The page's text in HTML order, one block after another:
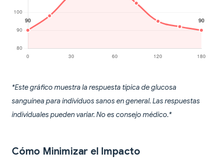
*Este gráfico muestra la respuesta típica de glucosa
sanguínea para individuos sanos en general. Las respuestas
individuales pueden variar. No es consejo médico.*
Cómo Minimizar el Impacto